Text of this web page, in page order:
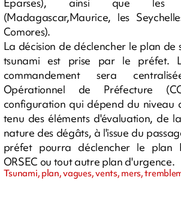
(Madagascar,Maurice, les
Comores).
La décision de déclencher le plan de
tsunami est prise par le préfet.
commandement sera
Opérationnel de Préfecture
configuration qui dépend du niveau
tenu des éléments d'évaluation, de
nature des dégâts, à l'issue du
préfet pourra déclencher le plan
ORSEC ou tout autre plan d'urgence.
Tsunami, plan, vagues, vents, mers,